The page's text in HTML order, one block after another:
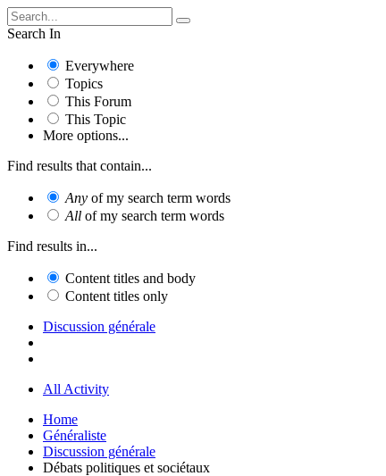
Search In
Everywhere
Topics
This Forum
This Topic
More options...
Find results that contain...
Any of my search term words
All of my search term words
Find results in...
Content titles and body
Content titles only
Discussion générale
All Activity
Home
Généraliste
Discussion générale
Débats politiques et sociétaux